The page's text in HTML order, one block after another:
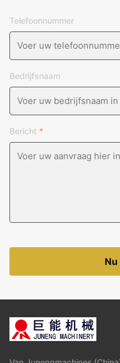
Telefoonnummer
Bedrijfsnaam
Bericht *